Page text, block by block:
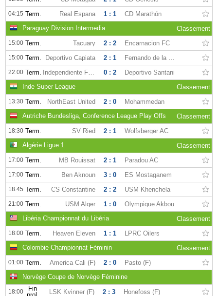
04:15 Term. Real Espana 1 : 1
CD Marathón
Paraguay Division Intermedia
Classement
15:00 Term. Tacuary 2 : 2 Encarnacion FC
15:00 Term. Deportivo Capiata 2 : 1 Fernando de la Mora
22:00 Term. Independiente FBC 0 : 2
Deportivo Santani
Inde Super League
Classement
13:30 Term. NorthEast United 2 : 0
Mohammedan
Autriche Bundesliga, Conference League Play Offs
Classement
18:30 Term. SV Ried 2 : 1
Wolfsberger AC
Algérie Ligue 1
Classement
17:00 Term. MB Rouissat 2 : 1 Paradou AC
17:00 Term. Ben Aknoun 3 : 0 ES Mostaganem
18:45 Term. CS Constantine 2 : 2 USM Khenchela
21:00 Term. USM Alger 1 : 0
Olympique Akbou
Libéria Championnat du Libéria
Classement
18:00 Term. Heaven Eleven 1 : 1
LPRC Oilers
Colombie Championnat Féminin
Classement
01:00 Term. America Cali (F) 2 : 0
Pasto (F)
Norvège Coupe de Norvège Féminine
18:00
Fin
LSK Kvinner (F) 2 : 3 Honefoss (F)